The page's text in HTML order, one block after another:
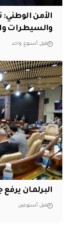
والسيطرات
قبل أسبوع واحد
البرلمان
قبل أسبوعين